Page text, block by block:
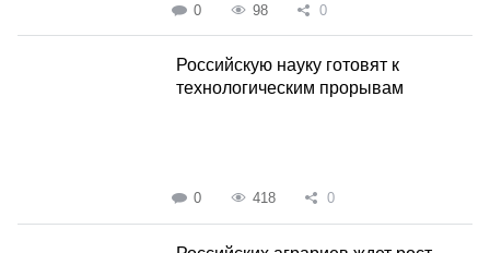
0 98 0
Российскую науку готовят к
технологическим прорывам
0 418 0